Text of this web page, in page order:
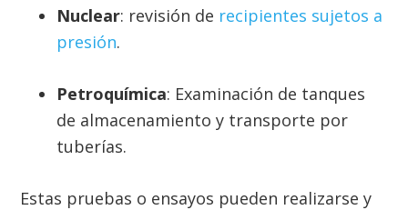
Nuclear: revisión de recipientes sujetos a
presión.
Petroquímica: Examinación de tanques
de almacenamiento y transporte por
tuberías.
Estas pruebas o ensayos pueden realizarse y